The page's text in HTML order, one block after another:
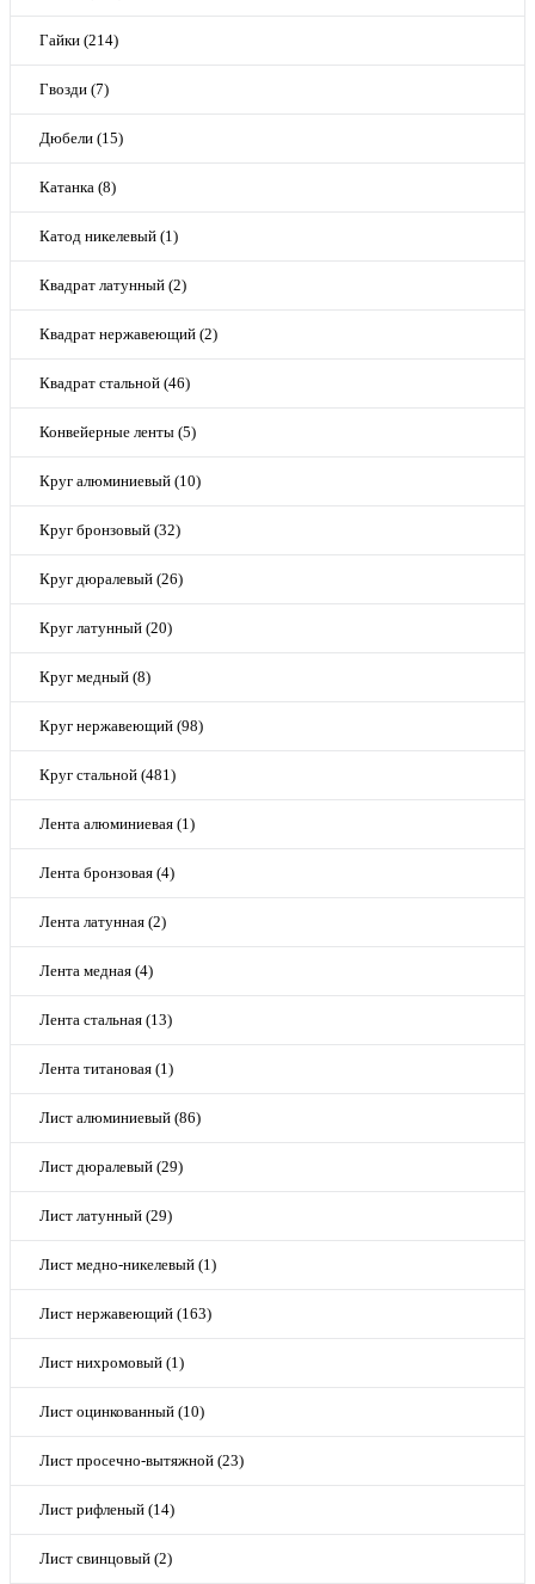
Гайки (214)
Гвозди (7)
Дюбели (15)
Катанка (8)
Катод никелевый (1)
Квадрат латунный (2)
Квадрат нержавеющий (2)
Квадрат стальной (46)
Конвейерные ленты (5)
Круг алюминиевый (10)
Круг бронзовый (32)
Круг дюралевый (26)
Круг латунный (20)
Круг медный (8)
Круг нержавеющий (98)
Круг стальной (481)
Лента алюминиевая (1)
Лента бронзовая (4)
Лента латунная (2)
Лента медная (4)
Лента стальная (13)
Лента титановая (1)
Лист алюминиевый (86)
Лист дюралевый (29)
Лист латунный (29)
Лист медно-никелевый (1)
Лист нержавеющий (163)
Лист нихромовый (1)
Лист оцинкованный (10)
Лист просечно-вытяжной (23)
Лист рифленый (14)
Лист свинцовый (2)